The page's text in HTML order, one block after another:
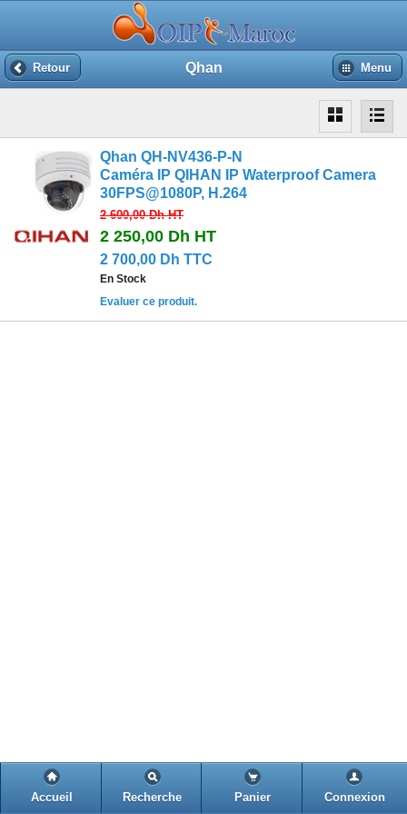
Retour Qhan Menu
Qhan QH-NV436-P-N
Caméra IP QIHAN IP Waterproof Camera
30FPS@1080P, H.264
2 600,00 DhHT
2 250,00 Dh HT
2 700,00 Dh TTC
En Stock
Evaluer ce produit.
Accueil Recherche Panier Connexion